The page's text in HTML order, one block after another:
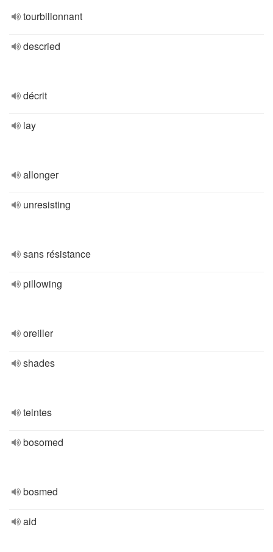
tourbillonnant
descried
décrit
lay
allonger
unresisting
sans résistance
pillowing
oreiller
shades
teintes
bosomed
bosmed
aid